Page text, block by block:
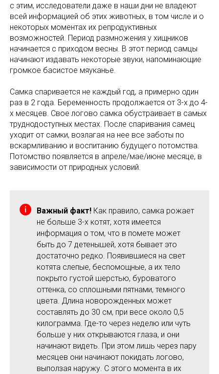
с этим, исследователи даже в наши дни не владеют
всей информацией об этих животных, в том числе и о
некоторых моментах их репродуктивных
возможностей. Период размножения у хищников
начинается с приходом весны. В этот период самцы
начинают издавать некоторые звуки, напоминающие
громкое басистое мяуканье.
Самка спаривается не каждый год, а примерно один
раз в 2 года. Беременность продолжается от 3-х до 4-
х месяцев. Свое логово самка обустраивает в самых
труднодоступных местах. После спаривания самец
уходит от самки, возлагая на нее все заботы по
вскармливанию и воспитанию будущего потомства.
Потомство появляется в апреле/мае/июне месяце, в
зависимости от природных условий.
Важный факт! Как правило, самка рожает
не больше 3-х котят, хотя имеется
информация о том, что в помете может
быть до 7 детенышей, хотя бывает это
достаточно редко. Появившиеся на свет
котята слепые, беспомощные, а их тело
покрыто густой шерстью, буроватого
оттенка, со сплошными пятнами, темного
цвета. Длина новорожденных может
составлять до 30 см, при весе около 0,5
килограмма. Где-то через неделю или чуть
больше у них открываются глаза, и они
начинают видеть. При этом лишь через пару
месяцев они начинают покидать логово,
выползая наружу. С этого момента в их